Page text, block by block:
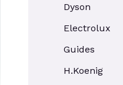
Dyson
Electrolux
Guides
H.Koenig